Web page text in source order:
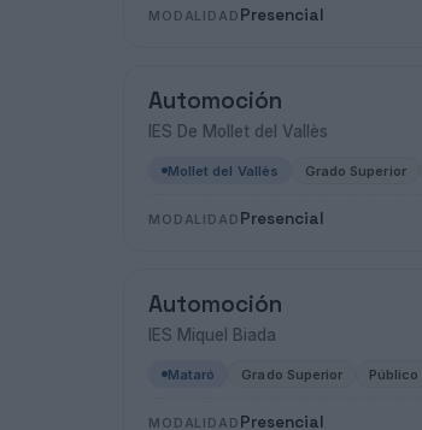
MODALIDAD Presencial
Automoción
IES De Mollet del Vallès
Mollet del Vallès Grado Superior
MODALIDAD Presencial
Automoción
IES Miquel Biada
Mataró Grado Superior Público
MODALIDAD Presencial